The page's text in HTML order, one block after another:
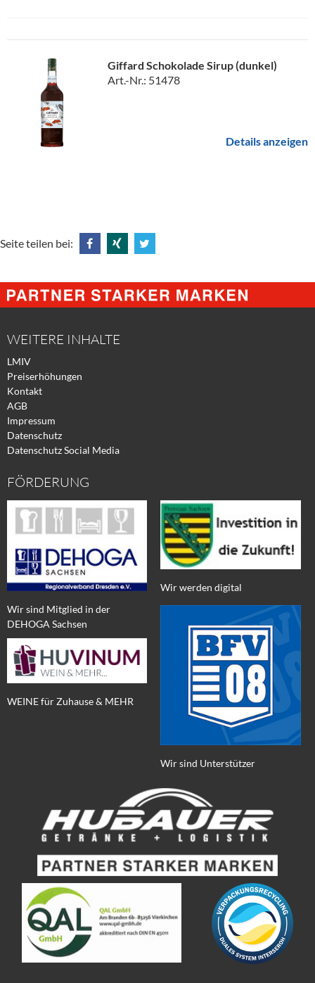
Giffard Schokolade Sirup (dunkel)
Art.-Nr.: 51478
Details anzeigen
Seite teilen bei:
@
Facebook
@
Xing
@
Twitter
WEITERE INHALTE
LMIV
Preiserhöhungen
Kontakt
AGB
Impressum
Datenschutz
Datenschutz Social Media
FÖRDERUNG
Wir sind Mitglied in der
DEHOGA Sachsen
WEINE für Zuhause & MEHR
Wir werden digital
Wir sind Unterstützer